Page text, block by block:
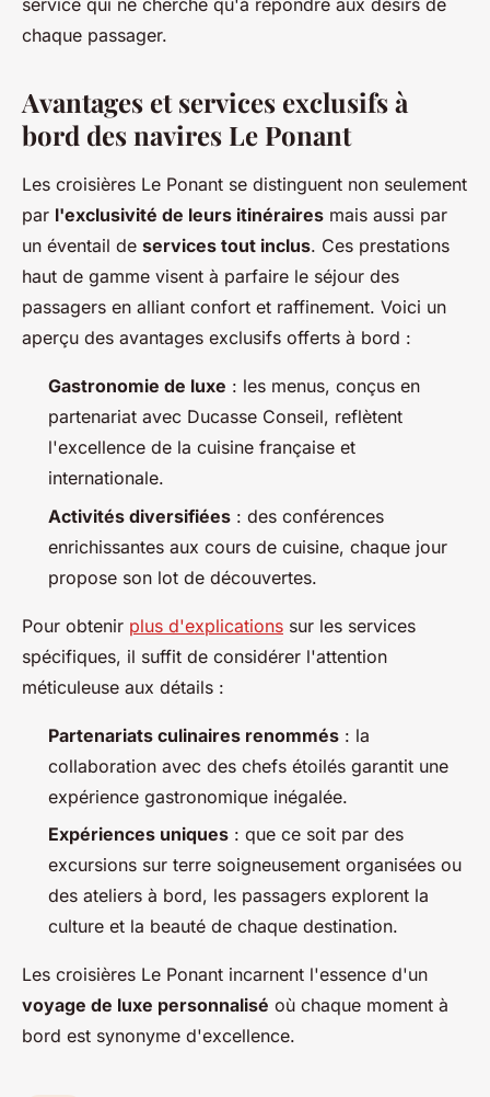
service qui ne cherche qu'à répondre aux désirs de
chaque passager.
Avantages et services exclusifs à
bord des navires Le Ponant
Les croisières Le Ponant se distinguent non seulement
par l'exclusivité de leurs itinéraires mais aussi par
un éventail de services tout inclus. Ces prestations
haut de gamme visent à parfaire le séjour des
passagers en alliant confort et raffinement. Voici un
aperçu des avantages exclusifs offerts à bord :
Gastronomie de luxe : les menus, conçus en
partenariat avec Ducasse Conseil, reflètent
l'excellence de la cuisine française et
internationale.
Activités diversifiées : des conférences
enrichissantes aux cours de cuisine, chaque jour
propose son lot de découvertes.
Pour obtenir plus d'explications sur les services
spécifiques, il suffit de considérer l'attention
méticuleuse aux détails :
Partenariats culinaires renommés : la
collaboration avec des chefs étoilés garantit une
expérience gastronomique inégalée.
Expériences uniques : que ce soit par des
excursions sur terre soigneusement organisées ou
des ateliers à bord, les passagers explorent la
culture et la beauté de chaque destination.
Les croisières Le Ponant incarnent l'essence d'un
voyage de luxe personnalisé où chaque moment à
bord est synonyme d'excellence.